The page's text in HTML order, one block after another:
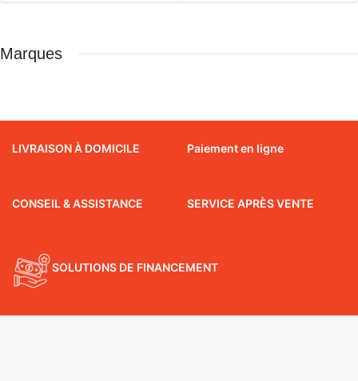
Marques
LIVRAISON À DOMICILE Paiement en ligne
CONSEIL & ASSISTANCE SERVICE APRÈS VENTE
SOLUTIONS DE FINANCEMENT